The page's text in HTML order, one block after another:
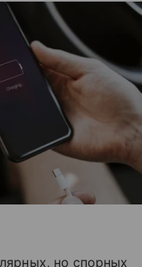
но спорных